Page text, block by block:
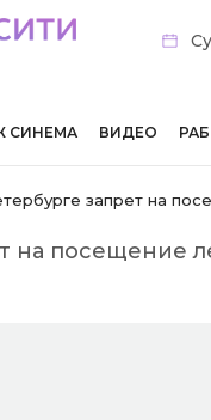
СИНЕМА ВИДЕО
запрет на
на посещение